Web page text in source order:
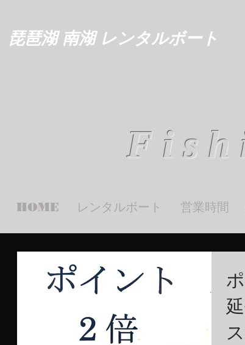
琵琶湖 南湖 レンタルボート
HOME レンタルボート 営業時間